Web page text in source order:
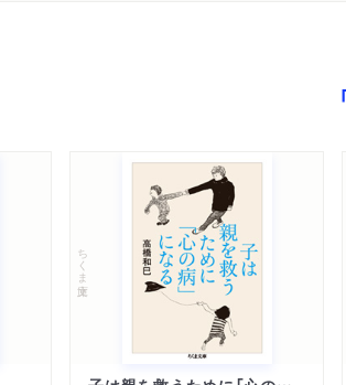
ちくま文庫